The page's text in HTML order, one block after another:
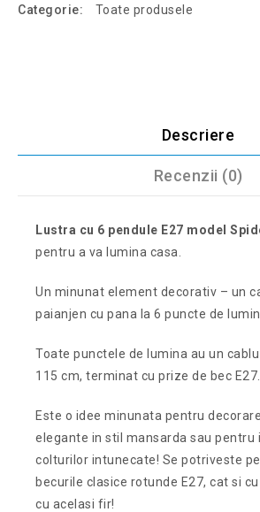
Categorie:
Toate produsele
Descriere
Recenzii (0)
Lustra cu 6 pendule E27 model
pentru a va lumina casa.
Un minunat element decorativ – un
paianjen cu pana la 6 puncte de
Toate punctele de lumina au un
115 cm, terminat cu prize de bec E27.
Este o idee minunata pentru
elegante in stil mansarda sau pentru
colturilor intunecate! Se potriveste
becurile clasice rotunde E27, cat si
cu acelasi fir!